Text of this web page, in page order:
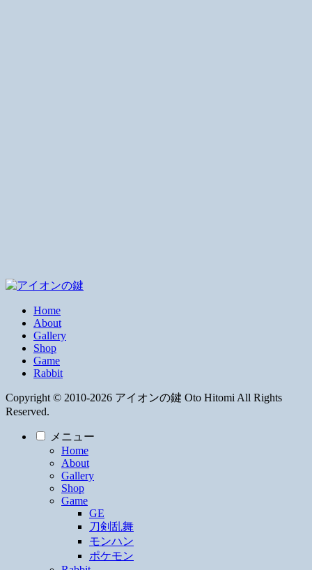
Home
About
Gallery
Shop
Game
Rabbit
Copyright © 2010-2026 アイオンの鍵 Oto Hitomi All Rights
Reserved.
メニュー
Home
About
Gallery
Shop
Game
GE
刀剣乱舞
モンハン
ポケモン